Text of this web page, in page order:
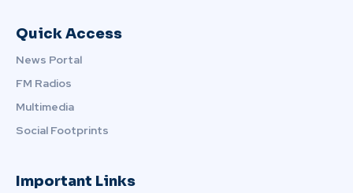
Quick Access
News Portal
FM Radios
Multimedia
Social Footprints
Important Links